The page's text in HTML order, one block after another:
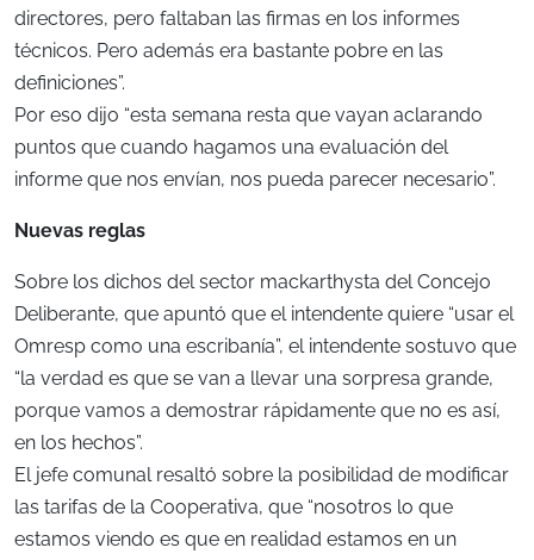
directores, pero faltaban las firmas en los informes
técnicos. Pero además era bastante pobre en las
definiciones”.
Por eso dijo “esta semana resta que vayan aclarando
puntos que cuando hagamos una evaluación del
informe que nos envían, nos pueda parecer necesario”.
Nuevas reglas
Sobre los dichos del sector mackarthysta del Concejo
Deliberante, que apuntó que el intendente quiere “usar el
Omresp como una escribanía”, el intendente sostuvo que
“la verdad es que se van a llevar una sorpresa grande,
porque vamos a demostrar rápidamente que no es así,
en los hechos”.
El jefe comunal resaltó sobre la posibilidad de modificar
las tarifas de la Cooperativa, que “nosotros lo que
estamos viendo es que en realidad estamos en un